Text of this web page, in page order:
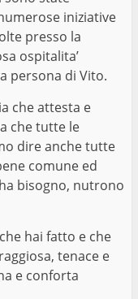
iniziative
presso la
ospitalita’
persona di Vito.
che attesta e
che tutte le
dire anche tutte
comune ed
bisogno, nutrono
hai fatto e che
tenace e
e conforta